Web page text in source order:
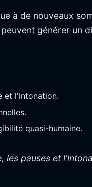
à de nouveaux
générer un
et l'intonation.
quasi-humaine.
pauses et